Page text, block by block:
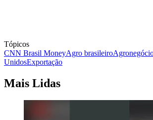
Tópicos
CNN Brasil MoneyAgro brasileiro
UnidosExportação
Mais Lidas